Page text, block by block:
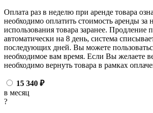
Оплата раз в неделю при аренде товара
необходимо оплатить стоимость аренды за
использования товара заранее. Продление
автоматически на 8 день, система
последующих дней. Вы можете
необходимое вам время. Если Вы желаете
необходимо вернуть товара в рамках
15 340 ₽
в месяц
?